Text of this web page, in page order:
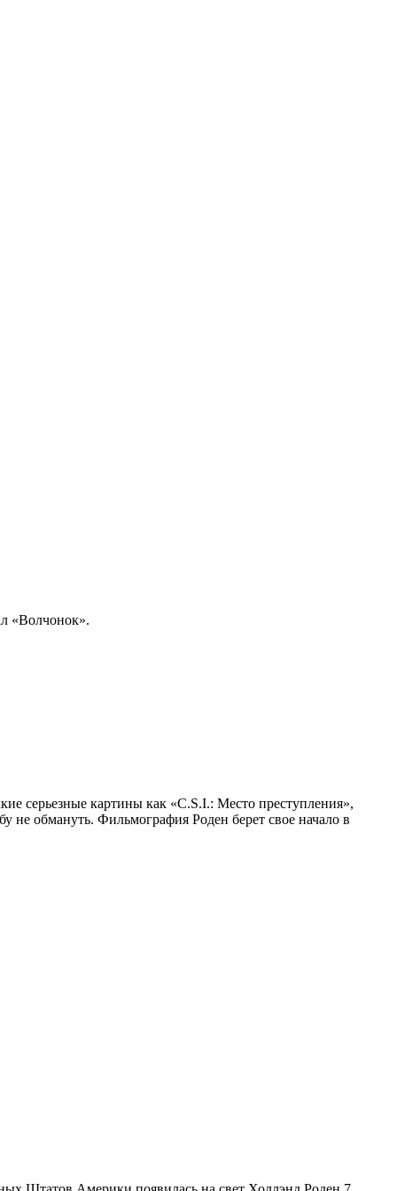
«Волчонок».
серьезные картины как «C.S.I.: Место преступления»,
не обмануть. Фильмография Роден берет свое начало в